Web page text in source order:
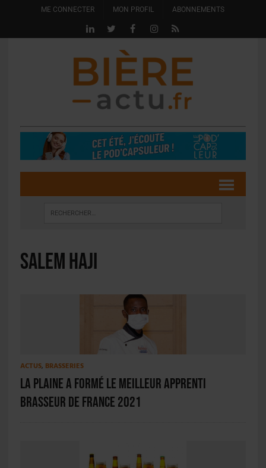
ME CONNECTER MON PROFIL ABONNEMENTS
Salem Haji
ACTUS, BRASSERIES
La Plaine a formé le meilleur apprenti
brasseur de France 2021